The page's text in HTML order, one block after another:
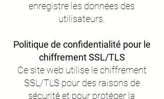
enregistre les données des
utilisateurs.
Politique de confidentialité pour le
chiffrement SSL/TLS
Ce site web utilise le chiffrement
SSL/TLS pour des raisons de
sécurité et pour protéger la